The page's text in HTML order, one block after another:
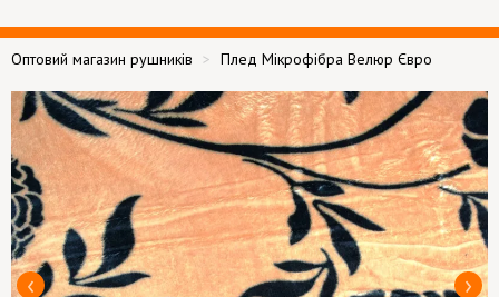
Оптовий магазин рушників Плед Мікрофібра Велюр Євро